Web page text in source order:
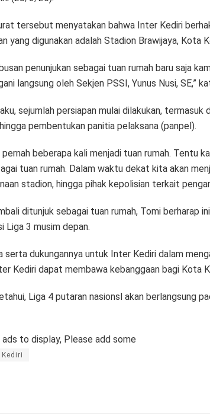
tersebut menyatakan bahwa Inter Kediri
yang digunakan adalah Stadion Brawijaya, Kota
penunjukan sebagai tuan rumah baru saja
langsung oleh Sekjen PSSI, Yunus Nusi, SE,”
sejumlah persiapan mulai dilakukan, termasuk
pembentukan panitia pelaksana (panpel).
pernah beberapa kali menjadi tuan rumah. Tentu
tuan rumah. Dalam waktu dekat kita akan
stadion, hingga pihak kepolisian terkait
ditunjuk sebagai tuan rumah, Tomi berharap
Liga 3 musim depan.
serta dukungannya untuk Inter Kediri dalam
Kediri dapat membawa kebanggaan bagi Kota
Liga 4 putaran nasionsl akan berlangsung
ads to display, Please add some